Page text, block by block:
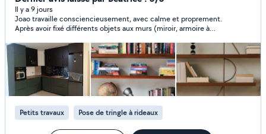
pose de revêtements de sol et de carrelage.Toiture,
couvertures, gouttières et solins, réparation de fuites et
d'infiltrations, petits travaux d'électricité et de plomberie.
Prix compétitifs et service de qualité.Nous effectuons
également des déménagements et proposons une
assistance pour les déménagements.
Il y a 9 jours
Joao travaille consciencieusement, avec calme et proprement.
Après avoir fixé différents objets aux murs (miroir, armoire à
escamotable qui était en kit, un travail complexe nécessitant
une journée de travail avec un résultat nickel. Merci Joao. Je le
recommande vivement
Petits travaux Pose de tringle à rideaux